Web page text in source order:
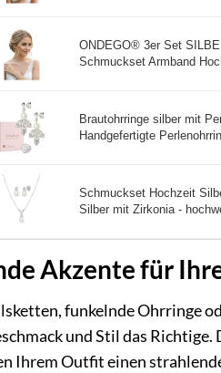
ONDEGO® 3er Set
Schmuckset Armband
Brautohrringe silber mit
Handgefertigte
Schmuckset Hochzeit
Silber mit Zirkonia -
Akzente für
funkelnde Ohrringe
und Stil das
Ihrem Outfit einen